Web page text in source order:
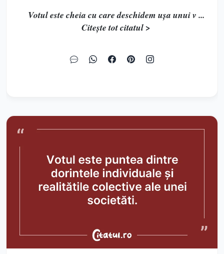
Votul este cheia cu care deschidem ușa unui v ...
Citește tot citatul >